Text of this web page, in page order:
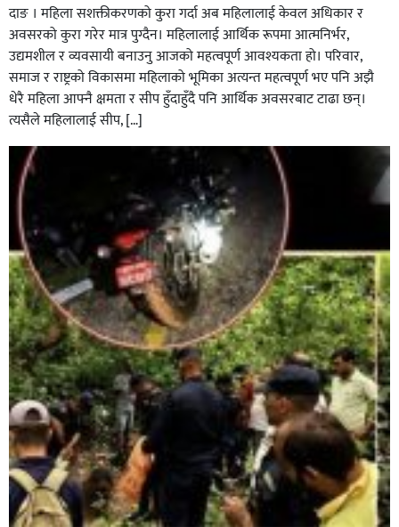
दाङ । महिला सशक्तीकरणको कुरा गर्दा अब महिलालाई केवल अधिकार र
अवसरको कुरा गरेर मात्र पुग्दैन। महिलालाई आर्थिक रूपमा आत्मनिर्भर,
उद्यमशील र व्यवसायी बनाउनु आजको महत्वपूर्ण आवश्यकता हो। परिवार,
समाज र राष्ट्रको विकासमा महिलाको भूमिका अत्यन्त महत्वपूर्ण भए पनि अझै
धेरै महिला आफ्नै क्षमता र सीप हुँदाहुँदै पनि आर्थिक अवसरबाट टाढा छन्।
त्यसैले महिलालाई सीप, […]